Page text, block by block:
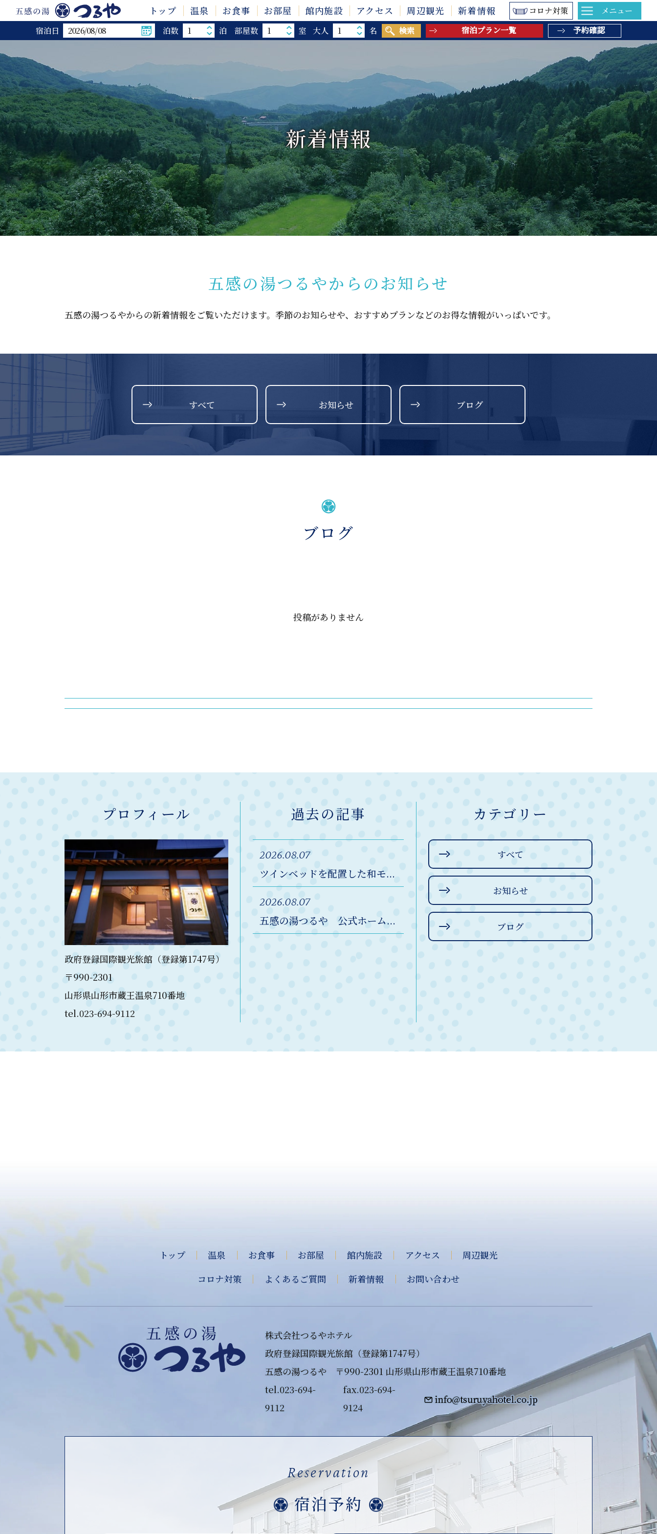
トップ 温泉 お食事 お部屋 館内施設 アクセス 周辺観光 新着情報 コロナ対策
メニュー
宿泊日
泊数 泊 部屋数 室 大人 名 検索 宿泊プラン一覧 予約確認
新着情報
五感の湯つるやからのお知らせ
五感の湯つるやからの新着情報をご覧いただけます。季節のお知らせや、おすすめプランなどのお得な情報がいっぱいです。
すべて お知らせ ブログ
ブログ
投稿がありません
プロフィール
政府登録国際観光旅館（登録第1747号）
〒990-2301
山形県山形市蔵王温泉710番地
tel.023-694-9112
過去の記事
2026.08.07
ツインベッドを配置した和モ...
2026.08.07
五感の湯つるや 公式ホーム...
カテゴリー
すべて
お知らせ
ブログ
トップ ｜ 温泉 ｜ お食事 ｜ お部屋 ｜ 館内施設 ｜ アクセス ｜
周辺観光
コロナ対策
｜ よくあるご質問 ｜ 新着情報 ｜ お問い合わせ
株式会社つるやホテル
政府登録国際観光旅館（登録第1747号）
五感の湯つるや 〒990-2301 山形県山形市蔵王温泉710番地
tel.023-694-
9112
fax.023-694-
9124
Reservation
宿泊予約